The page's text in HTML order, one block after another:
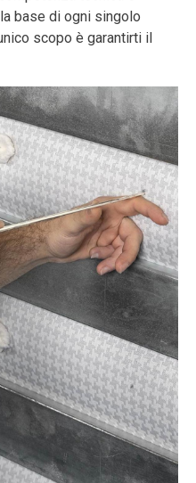
base di ogni singolo
scopo è garantirti il